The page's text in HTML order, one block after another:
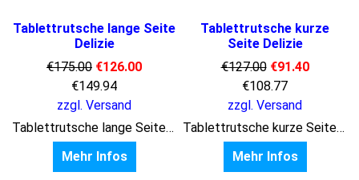
Tablettrutsche lange Seite
Delizie
€175.00 €126.00
€149.94
zzgl. Versand
Tablettrutsche lange Seite Delizie (B x T x H) x x mm
Mehr Infos
Tablettrutsche kurze
Seite Delizie
€127.00 €91.40
€108.77
zzgl. Versand
Tablettrutsche kurze Seite Delizie (B x T x H) x x mm
Mehr Infos